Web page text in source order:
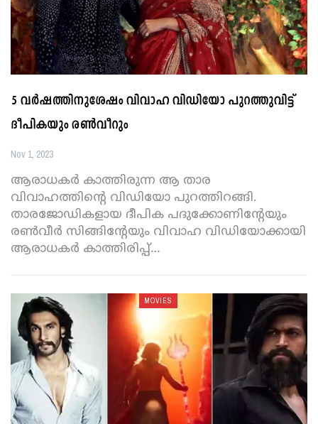
5 വർഷത്തിനുശേഷം വിവാഹ വിഡിയോ പുറത്തുവിട്ട്
ദീപികയും രൺവീറും
Nov 1, 2023
ആരാധകർ കാത്തിരുന്ന ആ താര
വിവാഹത്തിന്റെ വിഡിയോ പുറത്തിറങ്ങി.
താരജോഡികളായ ദീപിക പദുക്കോണിന്റേയും
രണ്‍വീര്‍ സിങ്ങിന്റേയും വിവാഹ വിഡിയോക്കായി
ആരാധകര്‍ കാത്തിരിപ്പ്…
MOVIES